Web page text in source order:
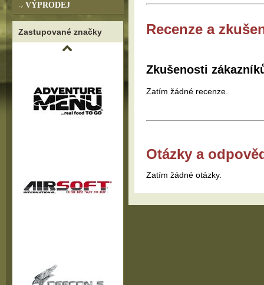
Recenze a
Zkušenosti
Zatím žádné recenze.
Otázky a
Zatím žádné otázky.
VÝPRODEJ
Zastupované značky